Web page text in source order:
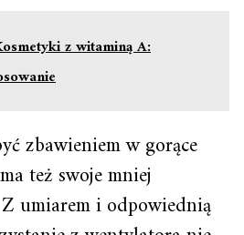
z witaminą A:
zbawieniem w gorące
też swoje mniej
umiarem i odpowiednią